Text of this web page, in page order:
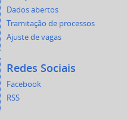
Dados abertos
Tramitação de processos
Ajuste de vagas
Redes Sociais
Facebook
RSS